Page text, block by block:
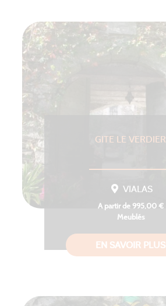
GITE LE VERDIER
VIALAS
A partir de 995,00 €
Meublés
EN SAVOIR PLUS